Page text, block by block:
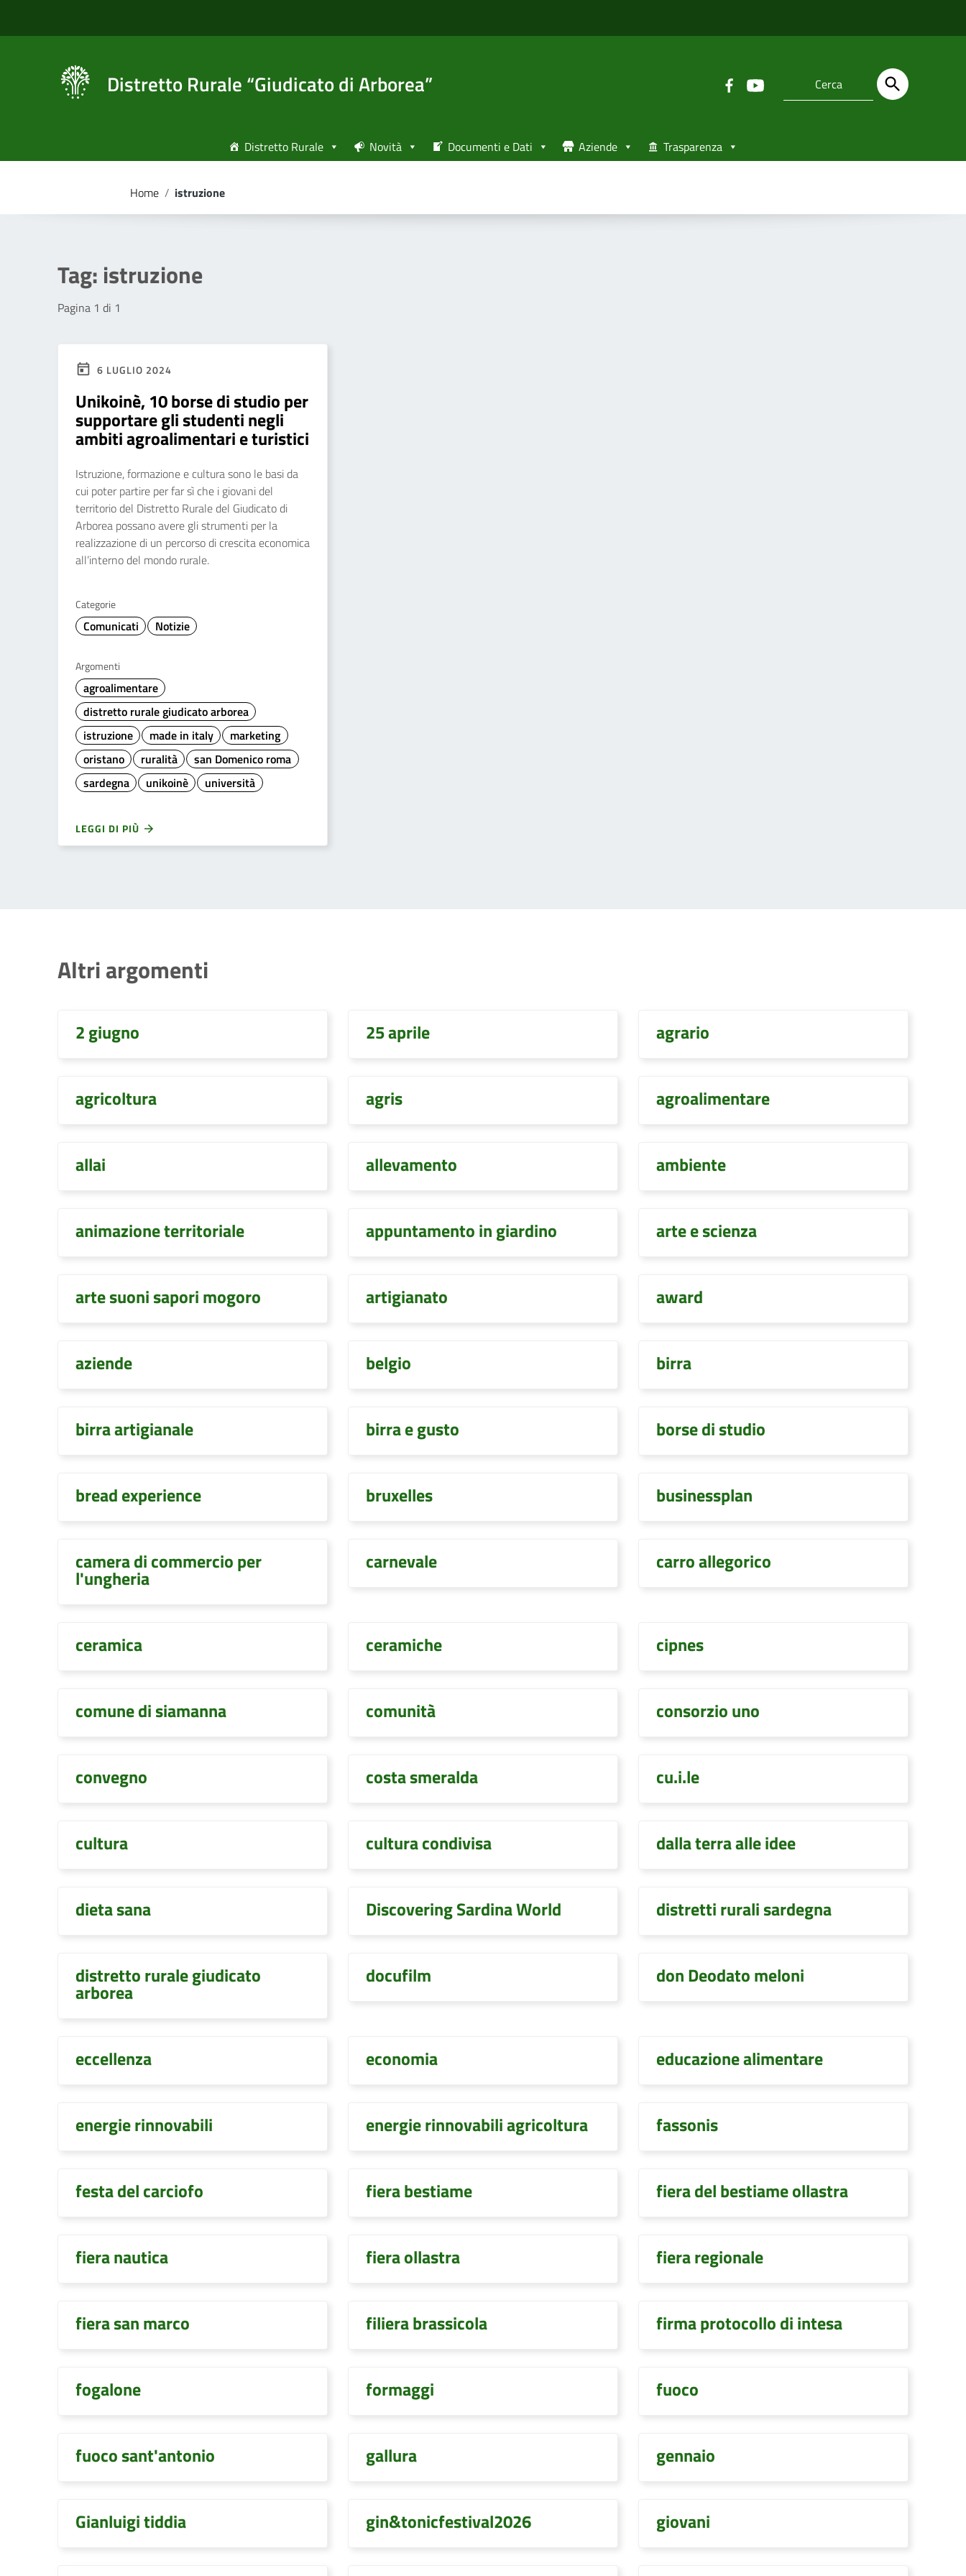
Distretto Rurale “Giudicato di Arborea”
Distretto Rurale Novità Documenti e Dati Aziende Trasparenza
Home / istruzione
Tag: istruzione
Pagina 1 di 1
6 LUGLIO 2024
Unikoinè, 10 borse di studio per
supportare gli studenti negli
ambiti agroalimentari e turistici
Istruzione, formazione e cultura sono le basi da
cui poter partire per far sì che i giovani del
territorio del Distretto Rurale del Giudicato di
Arborea possano avere gli strumenti per la
realizzazione di un percorso di crescita economica
all’interno del mondo rurale.
Categorie
Comunicati Notizie
Argomenti
agroalimentare
distretto rurale giudicato arborea
istruzione
made in italy
marketing
oristano
ruralità
san Domenico roma
sardegna
unikoinè università
LEGGI DI PIÙ
Altri argomenti
2 giugno 25 aprile agrario
agricoltura agris agroalimentare
allai allevamento ambiente
animazione territoriale appuntamento in giardino arte e scienza
arte suoni sapori mogoro artigianato award
aziende belgio birra
birra artigianale birra e gusto borse di studio
bread experience bruxelles businessplan
camera di commercio per
l'ungheria
carnevale carro allegorico
ceramica ceramiche cipnes
comune di siamanna comunità consorzio uno
convegno costa smeralda cu.i.le
cultura cultura condivisa dalla terra alle idee
dieta sana Discovering Sardina World distretti rurali sardegna
distretto rurale giudicato
arborea
docufilm don Deodato meloni
eccellenza economia educazione alimentare
energie rinnovabili energie rinnovabili agricoltura fassonis
festa del carciofo fiera bestiame fiera del bestiame ollastra
fiera nautica fiera ollastra fiera regionale
fiera san marco filiera brassicola firma protocollo di intesa
fogalone formaggi fuoco
fuoco sant'antonio gallura gennaio
Gianluigi tiddia gin&tonicfestival2026 giovani